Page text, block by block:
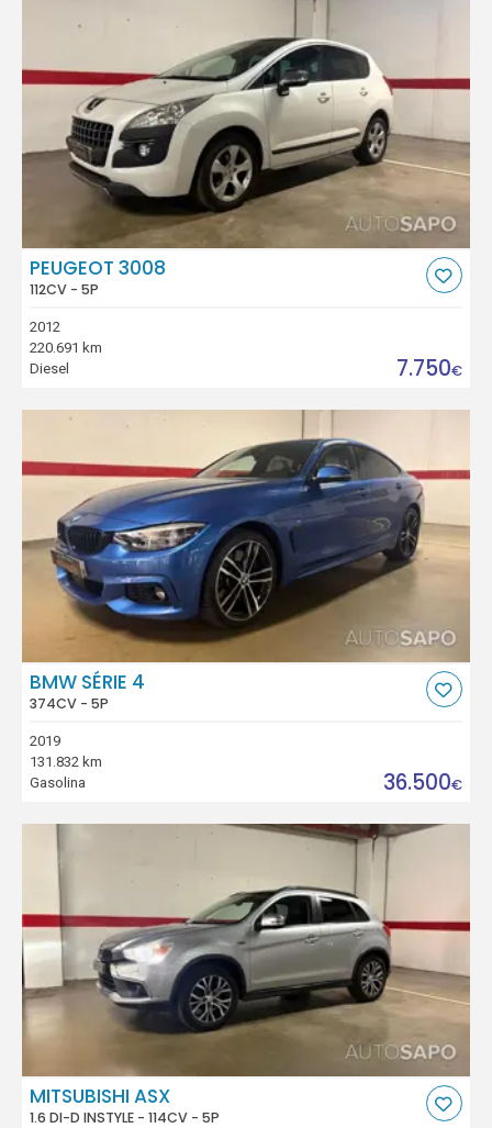
PEUGEOT 3008
112CV - 5P
2012
220.691 km
Diesel
7.750€
BMW SÉRIE 4
374CV - 5P
2019
131.832 km
Gasolina
36.500€
MITSUBISHI ASX
1.6 DI-D INSTYLE - 114CV - 5P